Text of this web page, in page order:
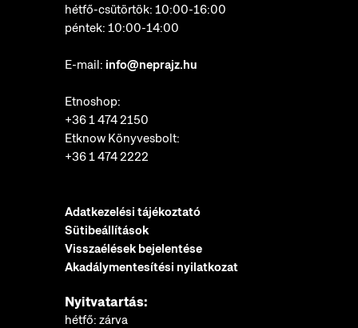
hétfő-csütörtök: 10:00-16:00
péntek: 10:00-14:00
E-mail: info@neprajz.hu
Etnoshop:
+36 1 474 2150
Etknow Könyvesbolt:
+36 1 474 2222
Adatkezelési tájékoztató
Sütibeállítások
Visszaélések bejelentése
Akadálymentesítési nyilatkozat
Nyitvatartás:
hétfő: zárva